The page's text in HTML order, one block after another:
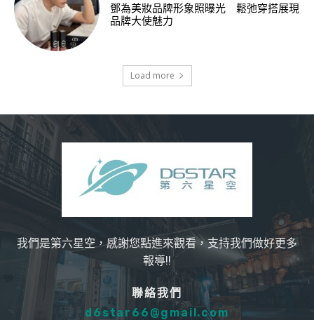
鄧為美妝品牌形象照曝光 鬆弛穿搭展現
品牌大使魅力
Load more
我們是第六星空，感謝您點進來觀看，支持我們做好更多
報導!!
聯絡我們
d6star66@gmail.com